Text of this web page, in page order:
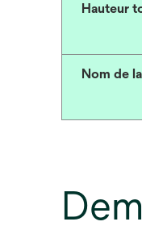
Hauteur
Nom de